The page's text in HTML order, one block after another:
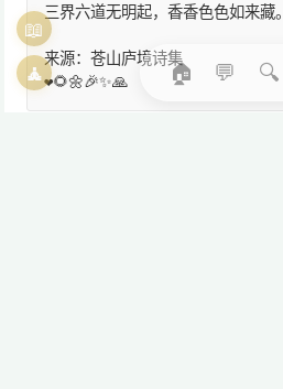
三界六道无明起，香香色色如来藏。
来源：苍山庐境诗集
❤️🌻🌼🎉✨🙏
🏠 💬 🔍
📖
🧘